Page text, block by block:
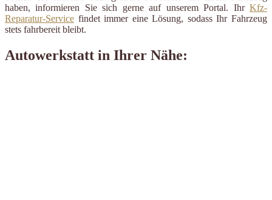
haben, informieren Sie sich gerne auf unserem Portal. Ihr Kfz-
Reparatur-Service findet immer eine Lösung, sodass Ihr Fahrzeug
stets fahrbereit bleibt.
Autowerkstatt in Ihrer Nähe: